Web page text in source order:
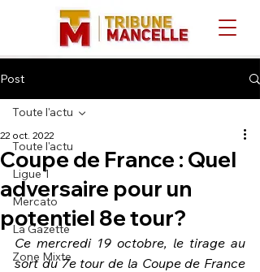
Post
Toute l'actu
Ligue 1
Mercato
La Gazette
Zone Mixte
Toute l'actu
Coupe de France : Quel
adversaire pour un
potentiel 8e tour?
22 oct. 2022
Ce mercredi 19 octobre, le tirage au
sort du 7e tour de la Coupe de France